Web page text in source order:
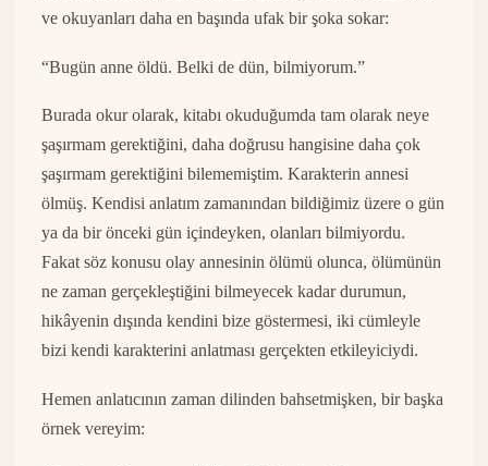
ve okuyanları daha en başında ufak bir şoka sokar:
“Bugün anne öldü. Belki de dün, bilmiyorum.”
Burada okur olarak, kitabı okuduğumda tam olarak neye
şaşırmam gerektiğini, daha doğrusu hangisine daha çok
şaşırmam gerektiğini bilememiştim. Karakterin annesi
ölmüş. Kendisi anlatım zamanından bildiğimiz üzere o gün
ya da bir önceki gün içindeyken, olanları bilmiyordu.
Fakat söz konusu olay annesinin ölümü olunca, ölümünün
ne zaman gerçekleştiğini bilmeyecek kadar durumun,
hikâyenin dışında kendini bize göstermesi, iki cümleyle
bizi kendi karakterini anlatması gerçekten etkileyiciydi.
Hemen anlatıcının zaman dilinden bahsetmişken, bir başka
örnek vereyim: